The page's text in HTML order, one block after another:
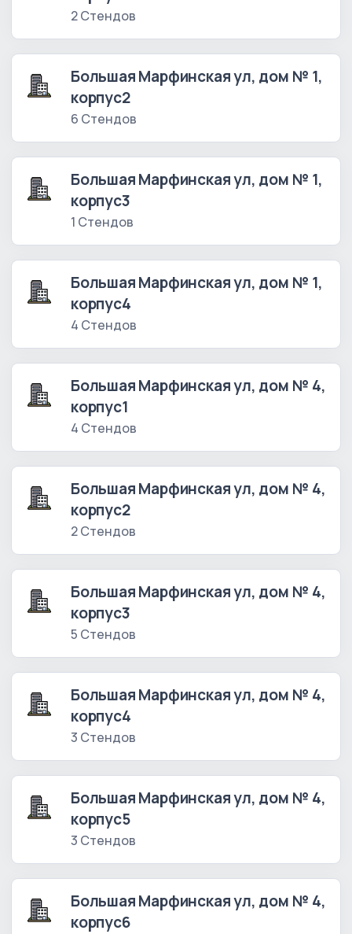
2 Стендов
Большая Марфинская ул, дом № 1,
корпус2
6 Стендов
Большая Марфинская ул, дом № 1,
корпус3
1 Стендов
Большая Марфинская ул, дом № 1,
корпус4
4 Стендов
Большая Марфинская ул, дом № 4,
корпус1
4 Стендов
Большая Марфинская ул, дом № 4,
корпус2
2 Стендов
Большая Марфинская ул, дом № 4,
корпус3
5 Стендов
Большая Марфинская ул, дом № 4,
корпус4
3 Стендов
Большая Марфинская ул, дом № 4,
корпус5
3 Стендов
Большая Марфинская ул, дом № 4,
корпус6